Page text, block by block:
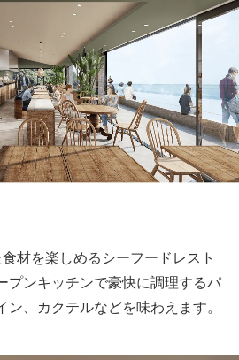
材を楽しめるシーフードレスト
プンキッチンで豪快に調理するパ
、カクテルなどを味わえます。